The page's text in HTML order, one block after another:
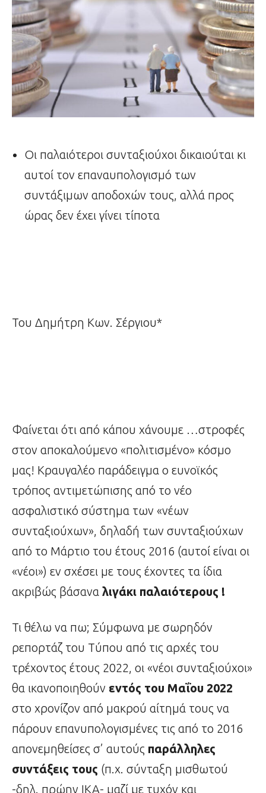
Οι παλαιότεροι συνταξιούχοι δικαιούται κι
αυτοί τον επαναυπολογισμό των
συντάξιμων αποδοχών τους, αλλά προς
ώρας δεν έχει γίνει τίποτα
Του Δημήτρη Κων. Σέργιου*
Φαίνεται ότι από κάπου χάνουμε …στροφές
στον αποκαλούμενο «πολιτισμένο» κόσμο
μας! Κραυγαλέο παράδειγμα ο ευνοϊκός
τρόπος αντιμετώπισης από το νέο
ασφαλιστικό σύστημα των «νέων
συνταξιούχων», δηλαδή των συνταξιούχων
από το Μάρτιο του έτους 2016 (αυτοί είναι οι
«νέοι») εν σχέσει με τους έχοντες τα ίδια
ακριβώς βάσανα λιγάκι παλαιότερους !
Τι θέλω να πω; Σύμφωνα με σωρηδόν
ρεπορτάζ του Τύπου από τις αρχές του
τρέχοντος έτους 2022, οι «νέοι συνταξιούχοι»
θα ικανοποιηθούν εντός του Μαΐου 2022
στο χρονίζον από μακρού αίτημά τους να
πάρουν επανυπολογισμένες τις από το 2016
απονεμηθείσες σ’ αυτούς παράλληλες
συντάξεις τους (π.χ. σύνταξη μισθωτού
-δηλ. πρώην ΙΚΑ- μαζί με τυχόν και